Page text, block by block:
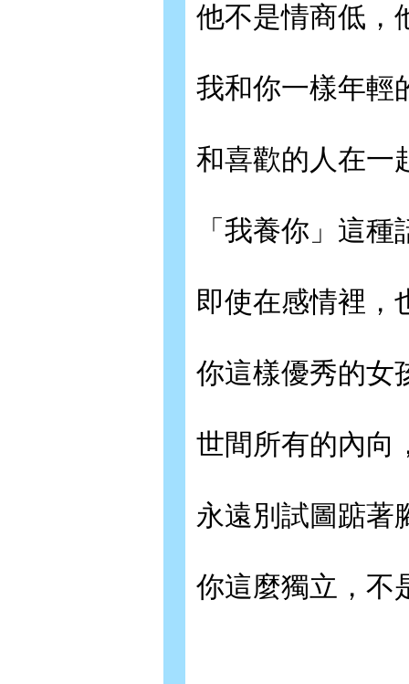
他不是情商低，
我和你一樣年輕
和喜歡的人在一
「我養你」這
即使在感情裡，
你這樣優秀的女
世間所有的內向
永遠別試圖踮著
你這麼獨立，不